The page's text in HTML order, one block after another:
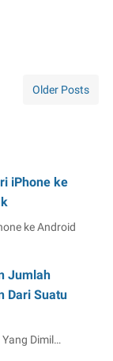
Older Posts
iPhone ke
ke Android
Jumlah
Dari Suatu
Dimil…